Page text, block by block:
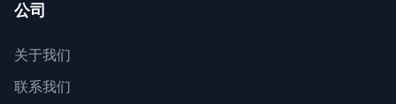
公司
关于我们
联系我们